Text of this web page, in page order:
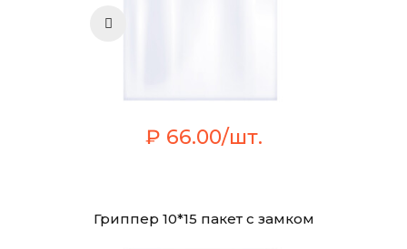
₽ 66.00/шт.
Гриппер 10*15 пакет с замком